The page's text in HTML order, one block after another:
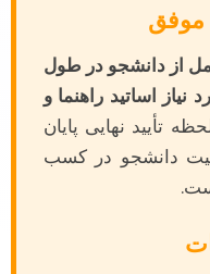
موفق
از دانشجو در طول
نیاز اساتید راهنما و
تأیید نهایی پایان
دانشجو در کسب